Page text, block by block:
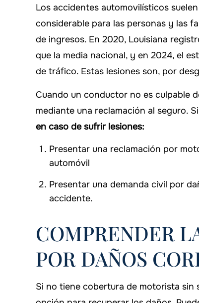
Los accidentes automovilísticos
considerable para las personas y las
de ingresos. En 2020, Louisiana
que la media nacional, y en 2024, el
de tráfico. Estas lesiones son, por
Cuando un conductor no es culpable
mediante una reclamación al seguro.
en caso de sufrir lesiones:
Presentar una reclamación por
automóvil
Presentar una demanda civil por
accidente.
COMPRENDER
POR DAÑOS
Si no tiene cobertura de motorista sin